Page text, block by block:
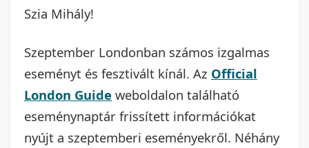
Szia Mihály!
Szeptember Londonban számos izgalmas
eseményt és fesztivált kínál. Az Official
London Guide weboldalon található
eseménynaptár frissített információkat
nyújt a szeptemberi eseményekről. Néhány